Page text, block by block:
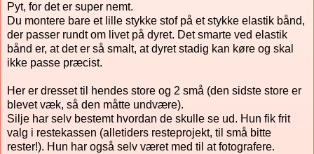
Pyt, for det er super nemt.
Du montere bare et lille stykke stof på et stykke elastik bånd,
der passer rundt om livet på dyret. Det smarte ved elastik
bånd er, at det er så smalt, at dyret stadig kan køre og skal
ikke passe præcist.
Her er dresset til hendes store og 2 små (den sidste store er
blevet væk, så den måtte undvære).
Silje har selv bestemt hvordan de skulle se ud. Hun fik frit
valg i restekassen (alletiders resteprojekt, til små bitte
rester!). Hun har også selv været med til at fotografere.